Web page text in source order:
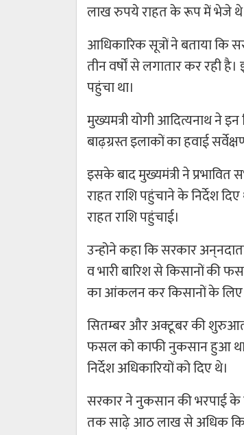
लाख रुपये राहत के रूप में भेजे
आधिकारिक सूत्रों ने बताया कि
तीन वर्षों से लगातार कर रही
पहुंचा था।
मुख्यमत्री योगी आदित्यनाथ ने
बाढ़ग्रस्त इलाकों का हवाई
इसके बाद मुख्यमंत्री ने
राहत राशि पहुंचाने के निर्देश
राहत राशि पहुंचाई।
उन्होने कहा कि सरकार
व भारी बारिश से किसानों
का आंकलन कर किसानों के लिए
सितम्बर और अक्टूबर की शुरुआत
फसल को काफी नुकसान हुआ था
निर्देश अधिकारियों को दिए थे।
सरकार ने नुकसान की भरपाई के
तक साढ़े आठ लाख से अधिक